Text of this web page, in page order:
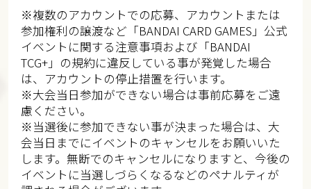
※複数のアカウントでの応募、アカウントまたは
参加権利の譲渡など「BANDAI CARD GAMES」公式
イベントに関する注意事項および「BANDAI
TCG+」の規約に違反している事が発覚した場合
は、アカウントの停止措置を行います。​​
※大会当日参加ができない場合は事前応募をご遠
慮ください。​​​
※当選後に参加できない事が決まった場合は、大
会当日までにイベントのキャンセルをお願いいた
します。無断でのキャンセルになりますと、今後の
イベントに当選しづらくなるなどのペナルティが